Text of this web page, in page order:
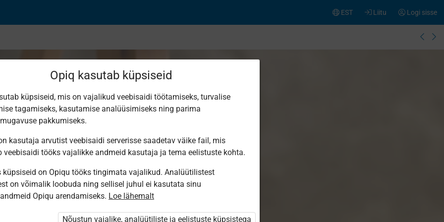
Logi sisse
Liitu
EST
ole Opiqusse sisse logitud.
paketi „Erakasutaja 2024/25”
Opiq kasutab küpsiseid
küpsiseid, mis on vajalikud veebisaidi töötamiseks, turvalise
tagamiseks, kasutamise analüüsimiseks ning parima
pakkumiseks.
kasutaja arvutist veebisaidi serverisse saadetav väike fail, mis
veebisaidi tööks vajalikke andmeid kasutaja ja tema eelistuste kohta.
küpsiseid on Opiqu tööks tingimata vajalikud. Analüütilistest
on võimalik loobuda ning sellisel juhul ei kasutata sinu
Opiqu arendamiseks. Loe lähemalt
Nõustun vajalike, analüütiliste ja eelistuste küpsistega